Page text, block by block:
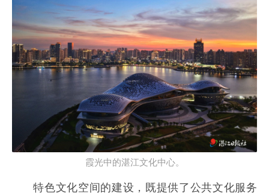
霞光中的湛江文化中心。
特色文化空间的建设，既提供了公共文化服务